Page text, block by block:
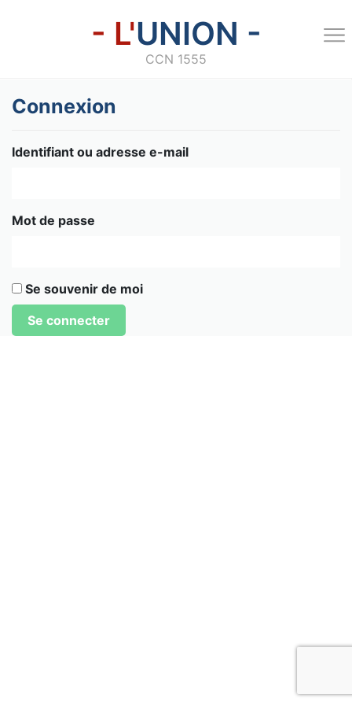
- L'UNION -
CCN 1555
Connexion
Identifiant ou adresse e-mail
Mot de passe
Se souvenir de moi